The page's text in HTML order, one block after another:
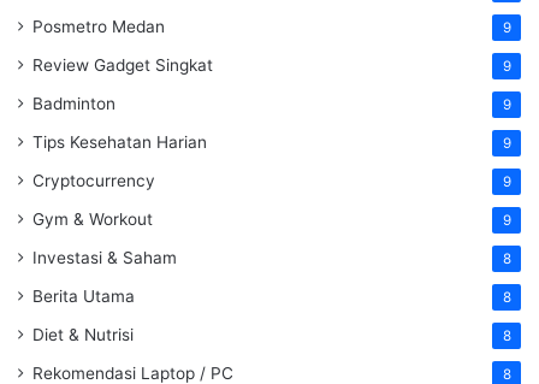
Posmetro Medan 9
Review Gadget Singkat 9
Badminton 9
Tips Kesehatan Harian 9
Cryptocurrency 9
Gym & Workout 9
Investasi & Saham 8
Berita Utama 8
Diet & Nutrisi 8
Rekomendasi Laptop / PC 8